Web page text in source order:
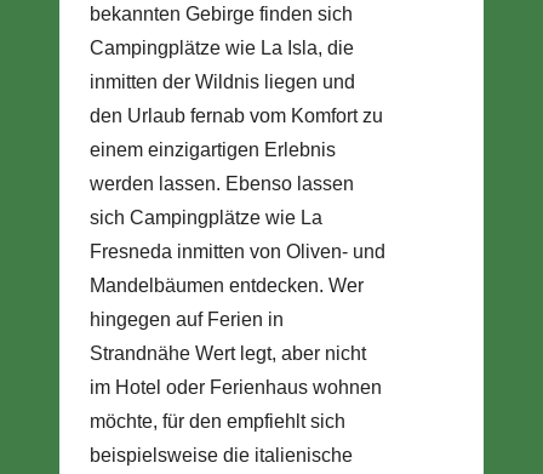
bekannten Gebirge finden sich
Campingplätze wie La Isla, die
inmitten der Wildnis liegen und
den Urlaub fernab vom Komfort zu
einem einzigartigen Erlebnis
werden lassen. Ebenso lassen
sich Campingplätze wie La
Fresneda inmitten von Oliven- und
Mandelbäumen entdecken. Wer
hingegen auf Ferien in
Strandnähe Wert legt, aber nicht
im Hotel oder Ferienhaus wohnen
möchte, für den empfiehlt sich
beispielsweise die italienische